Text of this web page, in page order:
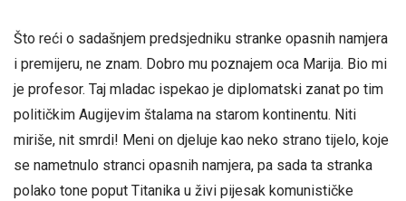
Što reći o sadašnjem predsjedniku stranke opasnih namjera
i premijeru, ne znam. Dobro mu poznajem oca Marija. Bio mi
je profesor. Taj mladac ispekao je diplomatski zanat po tim
političkim Augijevim štalama na starom kontinentu. Niti
miriše, nit smrdi! Meni on djeluje kao neko strano tijelo, koje
se nametnulo stranci opasnih namjera, pa sada ta stranka
polako tone poput Titanika u živi pijesak komunističke